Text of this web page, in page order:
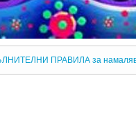
ПРАВИЛА за